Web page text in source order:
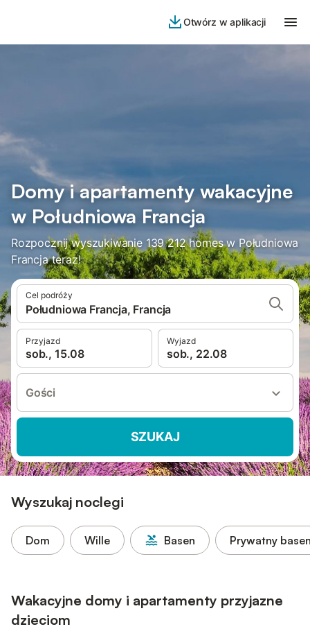
Otwórz w aplikacji
Domy i apartamenty wakacyjne
w Południowa Francja
Rozpocznij wyszukiwanie 139 212 homes w Południowa
Francja teraz!
Cel podróży
Południowa Francja, Francja
Przyjazd
sob., 15.08
Wyjazd
sob., 22.08
Gości
SZUKAJ
Wyszukaj noclegi
Dom Wille Basen Prywatny
Wakacyjne domy i apartamenty przyjazne
dzieciom